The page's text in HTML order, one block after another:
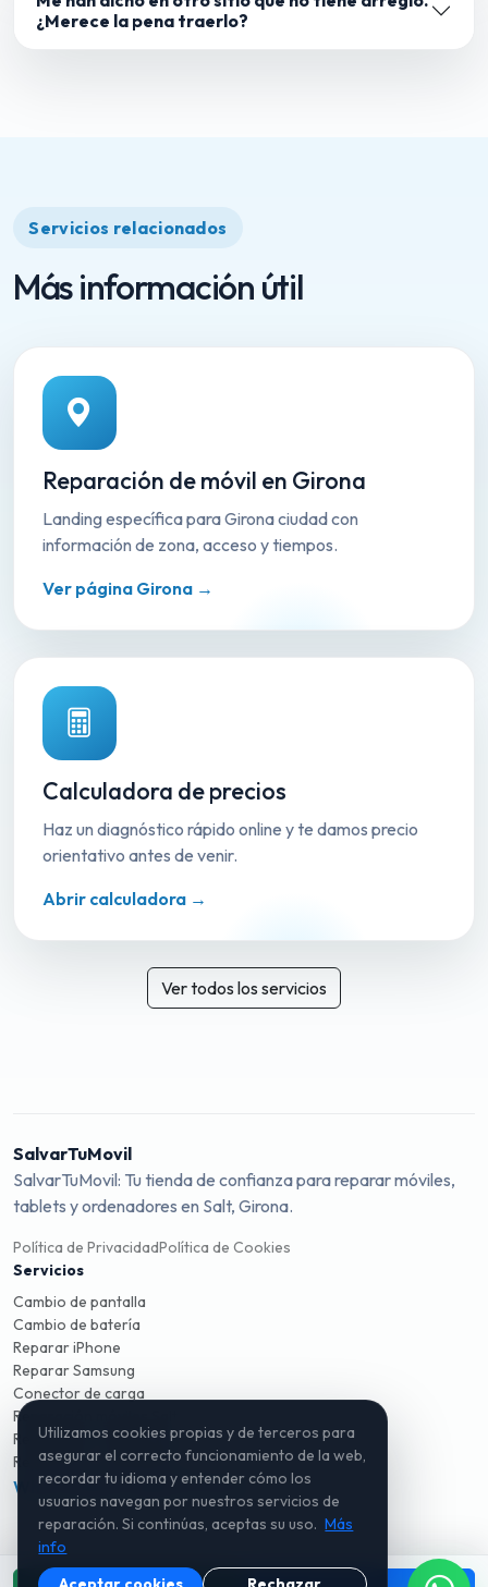
¿Merece la pena traerlo?
Servicios relacionados
Más información útil
Reparación de móvil en Girona
Landing específica para Girona ciudad con
información de zona, acceso y tiempos.
Ver página Girona →
Calculadora de precios
Haz un diagnóstico rápido online y te damos precio
orientativo antes de venir.
Abrir calculadora →
Ver todos los servicios
SalvarTuMovil
SalvarTuMovil: Tu tienda de confianza para reparar móviles,
tablets y ordenadores en Salt, Girona.
Política de PrivacidadPolítica de Cookies
Servicios
Cambio de pantalla
Cambio de batería
Reparar iPhone
Reparar Samsung
Conector de carga
Reparación móviles Salt
Reparación móviles Girona
Reparación ordenadores
WhatsApp InstagramTikTok
Utilizamos cookies propias y de terceros para
asegurar el correcto funcionamiento de la web,
recordar tu idioma y entender cómo los
usuarios navegan por nuestros servicios de
reparación. Si continúas, aceptas su uso. Más
info